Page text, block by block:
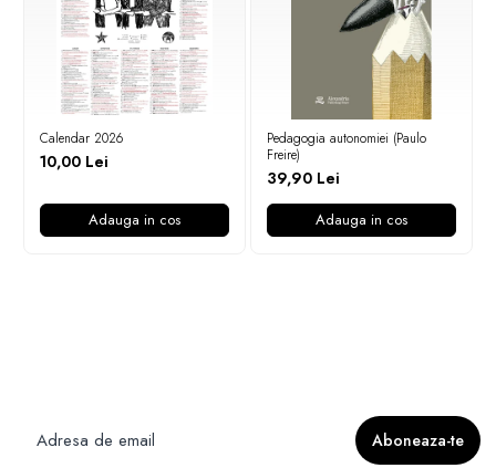
Calendar 2026
10,00 Lei
Adauga in cos
Pedagogia autonomiei (Paulo
Freire)
39,90 Lei
Adauga in cos